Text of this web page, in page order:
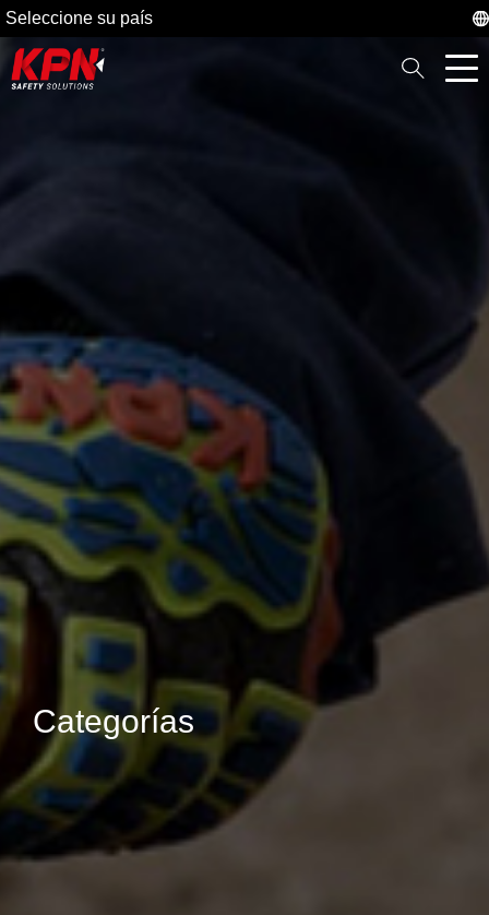
Seleccione su país
Categorías